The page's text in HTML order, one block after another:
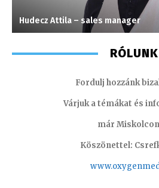
Hudecz Attila – sales manager
RÓLUNK
Fordulj hozzánk
Várjuk a témákat és
már
Köszönettel:
www.oxyge